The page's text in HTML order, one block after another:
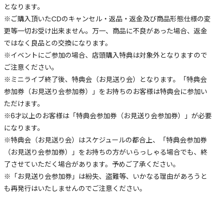
となります。
※ご購入頂いたCDのキャンセル・返品・返金及び商品形態仕様の変
更等一切お受け出来ません。万一、商品に不良があった場合、返金
ではなく良品との交換になります。
※イベントにご参加の場合、店頭購入特典は対象外となりますので
ご注意ください。
※ミニライブ終了後、特典会（お見送り会）となります。「特典会
参加券（お見送り会参加券）」をお持ちのお客様は特典会に参加い
ただけます。
※6才以上のお客様は「特典会参加券（お見送り会参加券）」が必要
になります。
※特典会（お見送り会）はスケジュールの都合上、「特典会参加券
（お見送り会参加券）」をお持ちの方がいらっしゃる場合でも、終
了させていただく場合があります。予めご了承ください。
※「お見送り会参加券」は紛失、盗難等、いかなる理由があろうと
も再発行はいたしませんのでご注意ください。